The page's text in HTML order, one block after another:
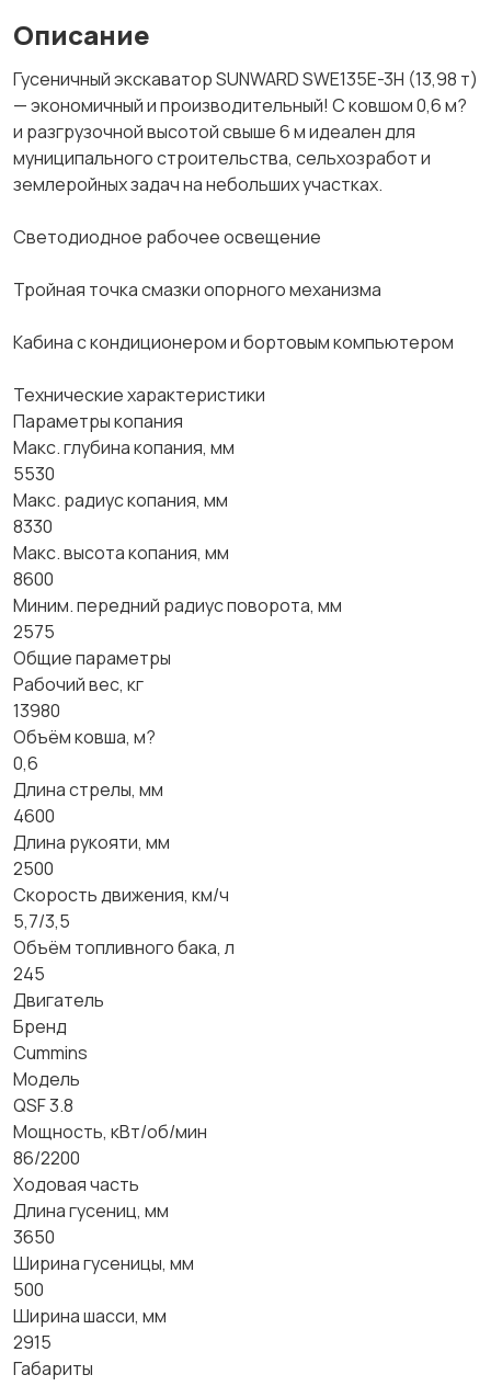
Описание
Гусеничный экскаватор SUNWARD SWE135E-3H (13,98 т)
— экономичный и производительный! С ковшом 0,6 м?
и разгрузочной высотой свыше 6 м идеален для
муниципального строительства, сельхозработ и
землеройных задач на небольших участках.
Светодиодное рабочее освещение
Тройная точка смазки опорного механизма
Кабина с кондиционером и бортовым компьютером
Технические характеристики
Параметры копания
Макс. глубина копания, мм
5530
Макс. радиус копания, мм
8330
Макс. высота копания, мм
8600
Миним. передний радиус поворота, мм
2575
Общие параметры
Рабочий вес, кг
13980
Объём ковша, м?
0,6
Длина стрелы, мм
4600
Длина рукояти, мм
2500
Скорость движения, км/ч
5,7/3,5
Объём топливного бака, л
245
Двигатель
Бренд
Cummins
Модель
QSF 3.8
Мощность, кВт/об/мин
86/2200
Ходовая часть
Длина гусениц, мм
3650
Ширина гусеницы, мм
500
Ширина шасси, мм
2915
Габариты